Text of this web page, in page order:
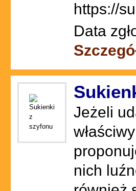
https://
Data
Jeżeli
nich